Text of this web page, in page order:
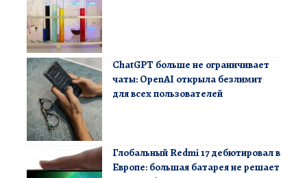
ChatGPT больше не ограничивает
чаты: OpenAI открыла безлимит
для всех пользователей
Глобальный Redmi 17 дебютировал в
Европе: большая батарея не решает